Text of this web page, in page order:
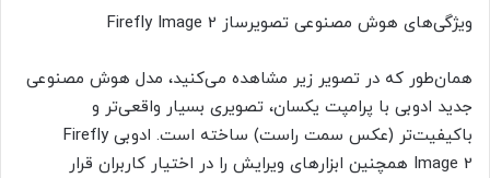
ویژگی‌های هوش مصنوعی تصویرساز Firefly Image 2
همان‌طور که در تصویر زیر مشاهده می‌کنید، مدل هوش مصنوعی
جدید ادوبی با پرامپت یکسان، تصویری بسیار واقعی‌تر و
باکیفیت‌تر (عکس سمت راست) ساخته است. ادوبی Firefly
Image 2 همچنین ابزارهای ویرایش را در اختیار کاربران قرار